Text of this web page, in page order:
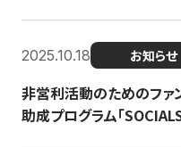
2025.10.18 お知らせ
非営利活動のためのファ
助成プログラム「